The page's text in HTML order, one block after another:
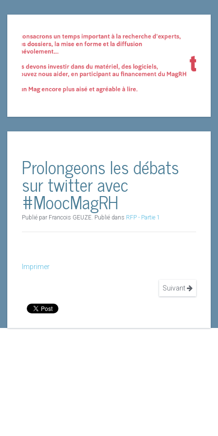
Prolongeons les débats
sur twitter avec
#MoocMagRH
Publié par Francois GEUZE. Publié dans RFP - Partie 1
Imprimer
Suivant